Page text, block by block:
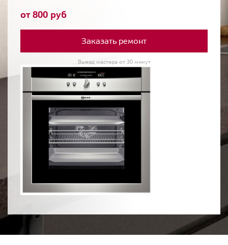
от 800 руб
Заказать ремонт
Выезд мастера от 30 минут